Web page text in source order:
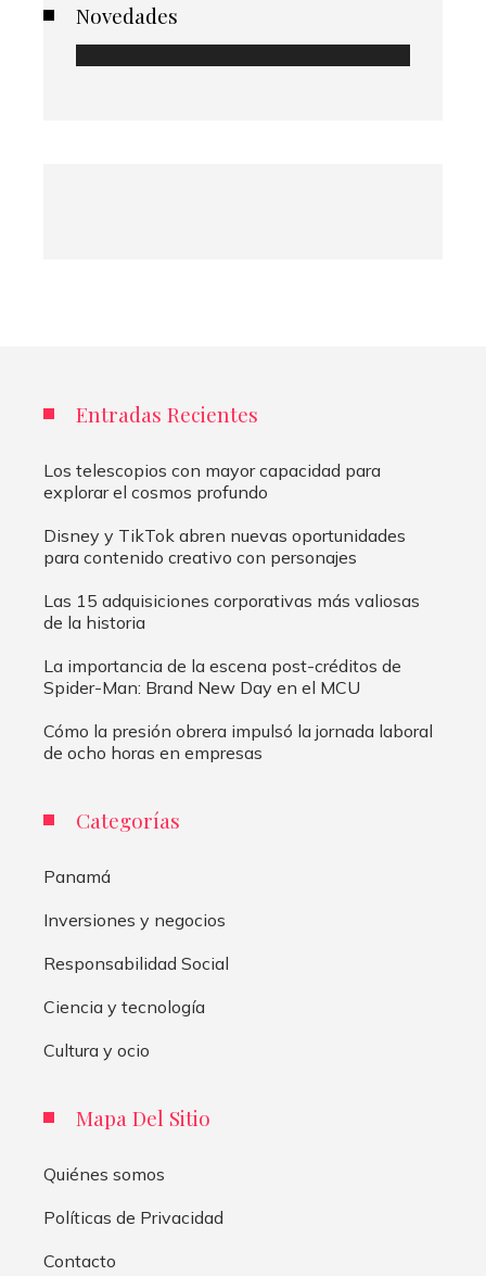
Novedades
Entradas Recientes
Los telescopios con mayor capacidad para
explorar el cosmos profundo
Disney y TikTok abren nuevas oportunidades
para contenido creativo con personajes
Las 15 adquisiciones corporativas más valiosas
de la historia
La importancia de la escena post-créditos de
Spider-Man: Brand New Day en el MCU
Cómo la presión obrera impulsó la jornada laboral
de ocho horas en empresas
Categorías
Panamá
Inversiones y negocios
Responsabilidad Social
Ciencia y tecnología
Cultura y ocio
Mapa Del Sitio
Quiénes somos
Políticas de Privacidad
Contacto